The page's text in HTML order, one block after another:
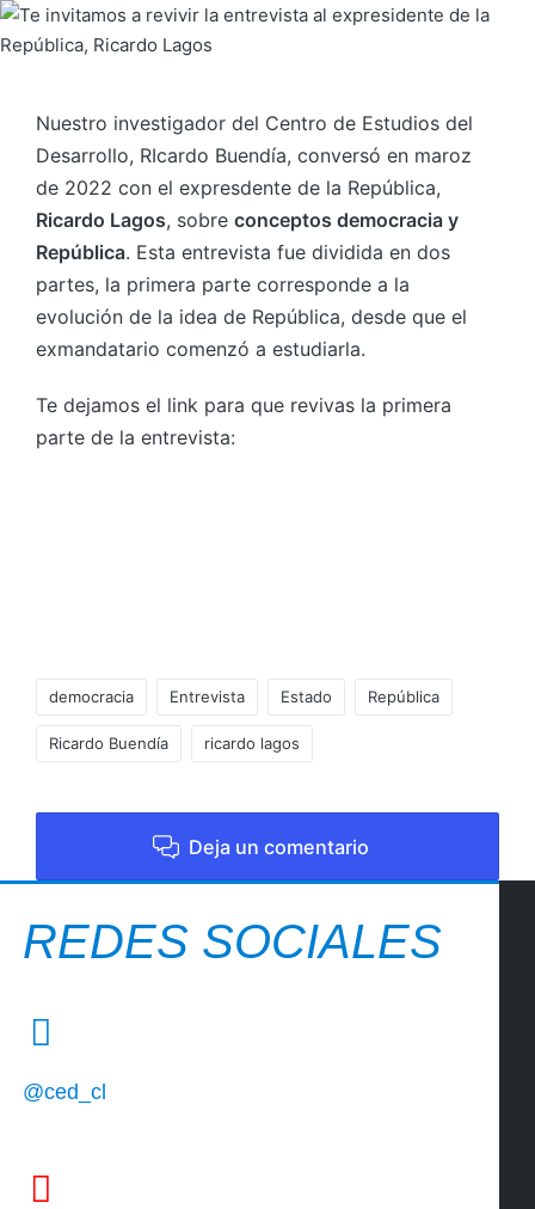
Nuestro investigador del Centro de Estudios del
Desarrollo, RIcardo Buendía, conversó en maroz
de 2022 con el expresdente de la República,
Ricardo Lagos, sobre conceptos democracia y
República. Esta entrevista fue dividida en dos
partes, la primera parte corresponde a la
evolución de la idea de República, desde que el
exmandatario comenzó a estudiarla.
Te dejamos el link para que revivas la primera
parte de la entrevista:
democracia Entrevista Estado República
Ricardo Buendía ricardo lagos
Deja un comentario
REDES SOCIALES
@ced_cl